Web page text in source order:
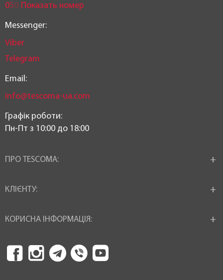
050 Показать номер
Messenger:
Viber
Telegram
Email:
info@tescoma-ua.com
Графік роботи:
Пн-Пт з 10:00 до 18:00
ПРО TESCOMA:
КЛІЄНТУ:
КОРИСНА ІНФОРМАЦІЯ: